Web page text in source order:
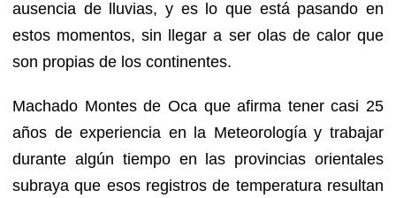
ausencia de lluvias, y es lo que está pasando en
estos momentos, sin llegar a ser olas de calor que
son propias de los continentes.
Machado Montes de Oca que afirma tener casi 25
años de experiencia en la Meteorología y trabajar
durante algún tiempo en las provincias orientales
subraya que esos registros de temperatura resultan